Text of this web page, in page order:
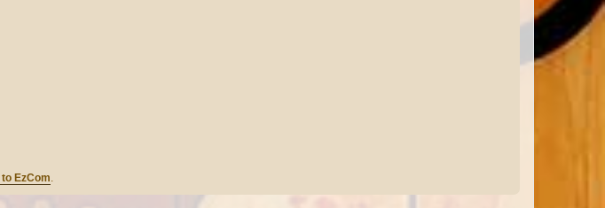
to EzCom.